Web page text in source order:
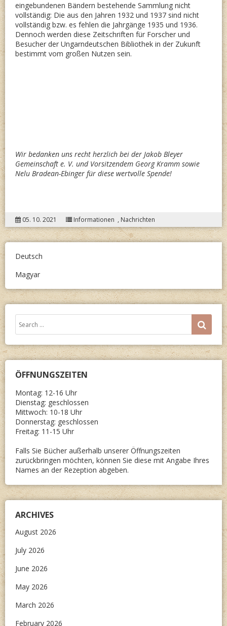
eingebundenen Bändern bestehende Sammlung nicht
vollständig: Die aus den Jahren 1932 und 1937 sind nicht
vollständig bzw. es fehlen die Jahrgänge 1935 und 1936.
Dennoch werden diese Zeitschriften für Forscher und
Besucher der Ungarndeutschen Bibliothek in der Zukunft
bestimmt vom großen Nutzen sein.
Wir bedanken uns recht herzlich bei der Jakob Bleyer
Gemeinschaft e. V. und Vorsitzendem Georg Kramm sowie
Nelu Bradean-Ebinger für diese wertvolle Spende!
05. 10. 2021 Informationen , Nachrichten
Deutsch
Magyar
for:
ÖFFNUNGSZEITEN
Montag: 12-16 Uhr
Dienstag: geschlossen
Mittwoch: 10-18 Uhr
Donnerstag: geschlossen
Freitag: 11-15 Uhr
Falls Sie Bücher außerhalb unserer Öffnungszeiten
zurückbringen möchten, können Sie diese mit Angabe Ihres
Names an der Rezeption abgeben.
ARCHIVES
August 2026
July 2026
June 2026
May 2026
March 2026
February 2026